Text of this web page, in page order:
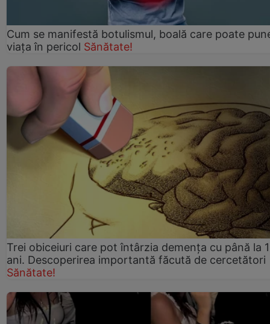
Cum se manifestă botulismul, boală care poate
viaţa în pericol Sănătate!
Trei obiceiuri care pot întârzia demența cu până la
ani. Descoperirea importantă făcută de cercetători
Sănătate!